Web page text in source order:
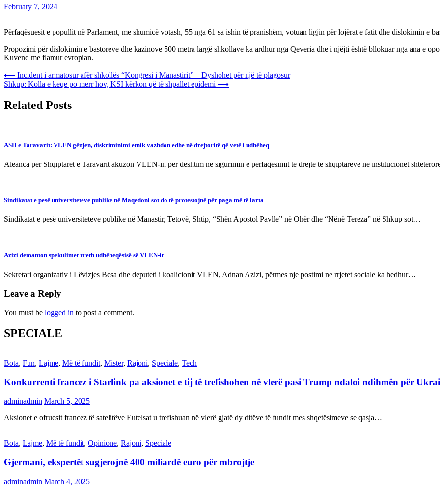
February 7, 2024
Përfaqësuesit e popullit në Parlament, me shumicë votash, 55 nga 61 sa ishin të pranishëm, votuan ligjin për lojërat e fatit dhe dislokimin e
Propozimi për dislokimin e bastoreve dhe kazinove 500 metra largë shkollave ka ardhur nga Qeveria dhe i njëjti është bllokuar nga ana e
Kuvend me flamur evropian.
Post
navigation
⟵ Incident i armatosur afër shkollës “Kongresi i Manastirit” – Dyshohet për një të plagosur
Shkup: Kolla e keqe po merr hov, KSI kërkon që të shpallet epidemi ⟶
Related Posts
ASH e Taravarit: VLEN gënjen, diskriminimi etnik vazhdon edhe në drejtoritë që vetë i udhëheq
Aleanca për Shqiptarët e Taravarit akuzon VLEN-in për dështim në sigurimin e përfaqësimit të drejtë të shqiptarëve në institucionet
Sindikatat e pesë universiteteve publike në Maqedoni sot do të protestojnë për paga më të larta
Sindikatat e pesë universiteteve publike në Manastir, Tetovë, Shtip, “Shën Apostol Pavlle” në Ohër dhe “Nënë Tereza” në Shkup sot…
Azizi demanton spekulimet rreth udhëheqësisë së VLEN-it
Sekretari organizativ i Lëvizjes Besa dhe deputeti i koalicionit VLEN, Adnan Azizi, përmes nje postimi ne rrjetet sociale ka hedhur…
Leave a Reply
You must be logged in to post a comment.
SPECIALE
Bota, Fun, Lajme, Më të fundit, Mister, Rajoni, Speciale, Tech
Konkurrenti francez i Starlink pa aksionet e tij të trefishohen në vlerë pasi Trump ndaloi ndihmën për
adminadmin March 5, 2025
Aksionet e ofruesit francez të satelitëve Eutelsat u trefishuan në vlerë gjatë dy ditëve të fundit mes shqetësimeve se qasja…
Bota, Lajme, Më të fundit, Opinione, Rajoni, Speciale
Gjermani, ekspertët sugjerojnë 400 miliardë euro për mbrojtje
adminadmin March 4, 2025